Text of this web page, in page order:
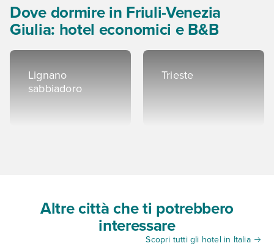
Dove dormire in Friuli-Venezia
Giulia: hotel economici e B&B
Lignano
sabbiadoro
Trieste
Altre città che ti potrebbero
interessare
Scopri tutti gli hotel in Italia